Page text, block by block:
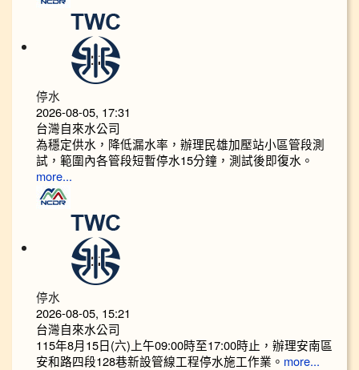
停水
2026-08-05, 17:31
台灣自來水公司
為穩定供水，降低漏水率，辦理民雄加壓站小區管段測
試，範圍內各管段短暫停水15分鐘，測試後即復水。
more...
停水
2026-08-05, 15:21
台灣自來水公司
115年8月15日(六)上午09:00時至17:00時止，辦理安南區
安和路四段128巷新設管線工程停水施工作業。 more...